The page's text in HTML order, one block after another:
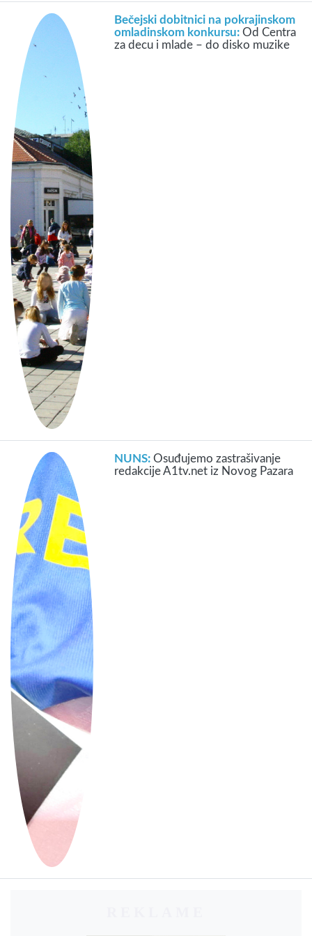
Bečejski dobitnici na pokrajinskom
omladinskom konkursu:Od Centra
za decu i mlade – do disko muzike
NUNS:Osuđujemo zastrašivanje
redakcije A1tv.net iz Novog Pazara